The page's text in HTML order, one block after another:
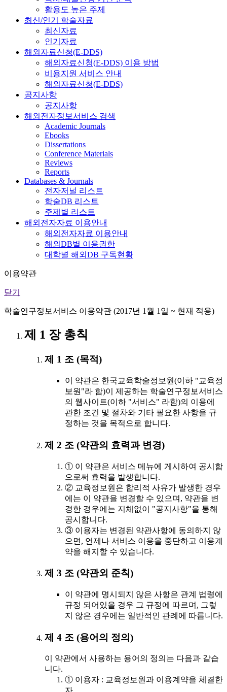
활용도 높은 주제
최신/인기 학술자료
최신자료
인기자료
해외자료신청(E-DDS)
해외자료신청(E-DDS) 이용 방법
비용지원 서비스 안내
해외자료신청(E-DDS)
공지사항
공지사항
해외전자정보서비스 검색
Academic Journals
Ebooks
Dissertations
Conference Materials
Reviews
Reports
Databases & Journals
전자저널 리스트
학술DB 리스트
주제별 리스트
해외전자자료 이용안내
해외전자자료 이용안내
해외DB별 이용권한
대학별 해외DB 구독현황
이용약관
닫기
학술연구정보서비스 이용약관 (2017년 1월 1일 ~ 현재 적용)
제 1 장 총칙
제 1 조 (목적)
이 약관은 한국교육학술정보원(이하 "교육정
보원"라 함)이 제공하는 학술연구정보서비스
의 웹사이트(이하 "서비스" 라함)의 이용에
관한 조건 및 절차와 기타 필요한 사항을 규
정하는 것을 목적으로 합니다.
제 2 조 (약관의 효력과 변경)
① 이 약관은 서비스 메뉴에 게시하여 공시함
으로써 효력을 발생합니다.
② 교육정보원은 합리적 사유가 발생한 경우
에는 이 약관을 변경할 수 있으며, 약관을 변
경한 경우에는 지체없이 "공지사항"을 통해
공시합니다.
③ 이용자는 변경된 약관사항에 동의하지 않
으면, 언제나 서비스 이용을 중단하고 이용계
약을 해지할 수 있습니다.
제 3 조 (약관외 준칙)
이 약관에 명시되지 않은 사항은 관계 법령에
규정 되어있을 경우 그 규정에 따르며, 그렇
지 않은 경우에는 일반적인 관례에 따릅니다.
제 4 조 (용어의 정의)
이 약관에서 사용하는 용어의 정의는 다음과 같습
니다.
① 이용자 : 교육정보원과 이용계약을 체결한